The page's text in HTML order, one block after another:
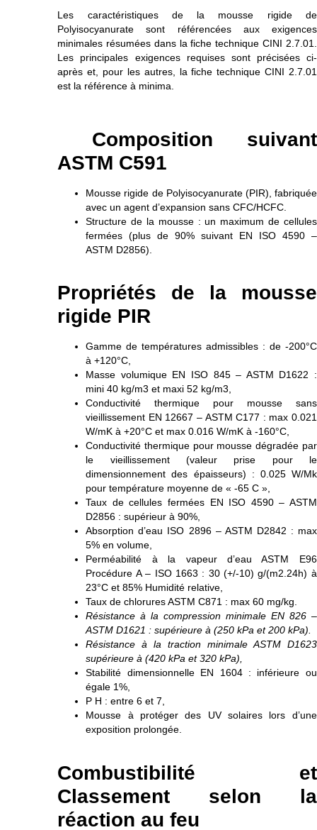
Les caractéristiques de la mousse rigide de
Polyisocyanurate sont référencées aux exigences
minimales résumées dans la fiche technique CINI 2.7.01.
Les principales exigences requises sont précisées ci-
après et, pour les autres, la fiche technique CINI 2.7.01
est la référence à minima.
Composition suivant
ASTM C591
Mousse rigide de Polyisocyanurate (PIR), fabriquée
avec un agent d’expansion sans CFC/HCFC.
Structure de la mousse : un maximum de cellules
fermées (plus de 90% suivant EN ISO 4590 –
ASTM D2856).
Propriétés de la mousse
rigide PIR
Gamme de températures admissibles : de -200°C
à +120°C,
Masse volumique EN ISO 845 – ASTM D1622 :
mini 40 kg/m3 et maxi 52 kg/m3,
Conductivité thermique pour mousse sans
vieillissement EN 12667 – ASTM C177 : max 0.021
W/mK à +20°C et max 0.016 W/mK à -160°C,
Conductivité thermique pour mousse dégradée par
le vieillissement (valeur prise pour le
dimensionnement des épaisseurs) : 0.025 W/Mk
pour température moyenne de « -65 C »,
Taux de cellules fermées EN ISO 4590 – ASTM
D2856 : supérieur à 90%,
Absorption d’eau ISO 2896 – ASTM D2842 : max
5% en volume,
Perméabilité à la vapeur d’eau ASTM E96
Procédure A – ISO 1663 : 30 (+/-10) g/(m2.24h) à
23°C et 85% Humidité relative,
Taux de chlorures ASTM C871 : max 60 mg/kg.
Résistance à la compression minimale EN 826 –
ASTM D1621 : supérieure à (250 kPa et 200 kPa).
Résistance à la traction minimale ASTM D1623
supérieure à (420 kPa et 320 kPa),
Stabilité dimensionnelle EN 1604 : inférieure ou
égale 1%,
P H : entre 6 et 7,
Mousse à protéger des UV solaires lors d’une
exposition prolongée.
Combustibilité et
Classement selon la
réaction au feu